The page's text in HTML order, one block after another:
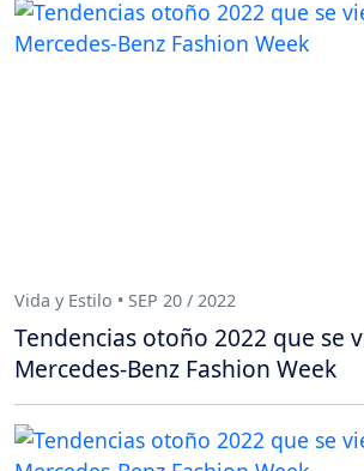
Vida y Estilo • SEP 20 / 2022
Tendencias otoño 2022 que se
Mercedes-Benz Fashion Week